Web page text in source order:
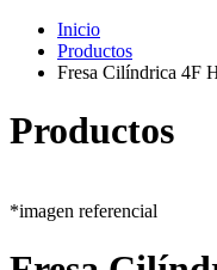
Inicio
Productos
Fresa Cilíndrica 4F
Productos
*imagen referencial